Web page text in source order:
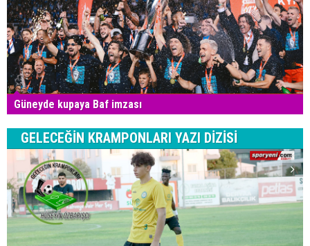
Güneyde kupaya Baf imzası
GELECEĞİN KRAMPONLARI YAZI DİZİSİ